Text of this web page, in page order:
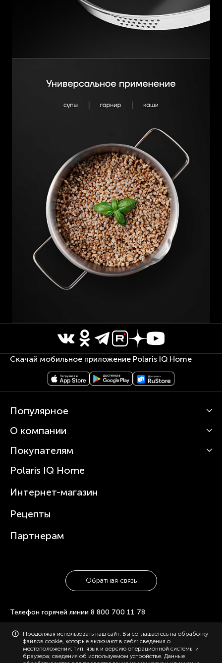
Скачай мобильное приложение Polaris IQ Home
Популярное
Кофемашины
Вертикальные пылесосы
Зубные щетки и ирригаторы
Увлажнители
Посуда
О компании
О Polaris
Статьи
Покупателям
Сервисные центры
Где купить
Polaris IQ Home
Интернет-магазин
Рецепты
Партнерам
Обратная связь
Телефон горячей линии 8 800 700 11 78
© 2006-2026 «Polaris». Все права защищены. Использование
материалов с сайта polaris.ru возможно только с разрешения
администрации, с указанием активной ссылки на сайт.
Конфиденциальность
Карта сайта
Продолжая использовать наш сайт, Вы соглашаетесь на обработку
файлов cookie, которые включают в себя: сведения о
местоположении; тип, язык и версию операционной системы и
браузера; сведения об используемом устройстве. Данные